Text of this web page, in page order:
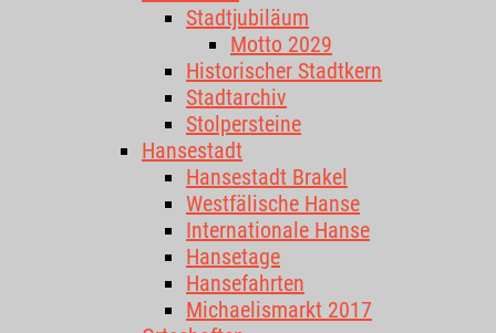
Stadtjubiläum
Motto 2029
Historischer Stadtkern
Stadtarchiv
Stolpersteine
Hansestadt
Hansestadt Brakel
Westfälische Hanse
Internationale Hanse
Hansetage
Hansefahrten
Michaelismarkt 2017